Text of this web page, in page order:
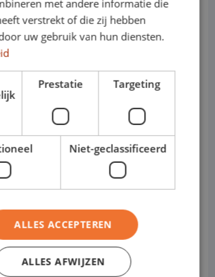
Renault Captur E-Tech
afhankelijk van
handgeschakeld of
Crossover / SUV-stijl
de Renault Captur
voor shortlease
voor tijdelijke
met andere informatie die
verstrekt of die zij hebben
uw gebruik van hun diensten.
Prestatie Targeting
Niet-geclassificeerd
ALLES ACCEPTEREN
ALLES AFWIJZEN